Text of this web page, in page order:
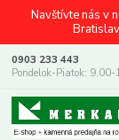
Navštívte nás v
0903 233 443
Pondelok-Piatok: 9.00-